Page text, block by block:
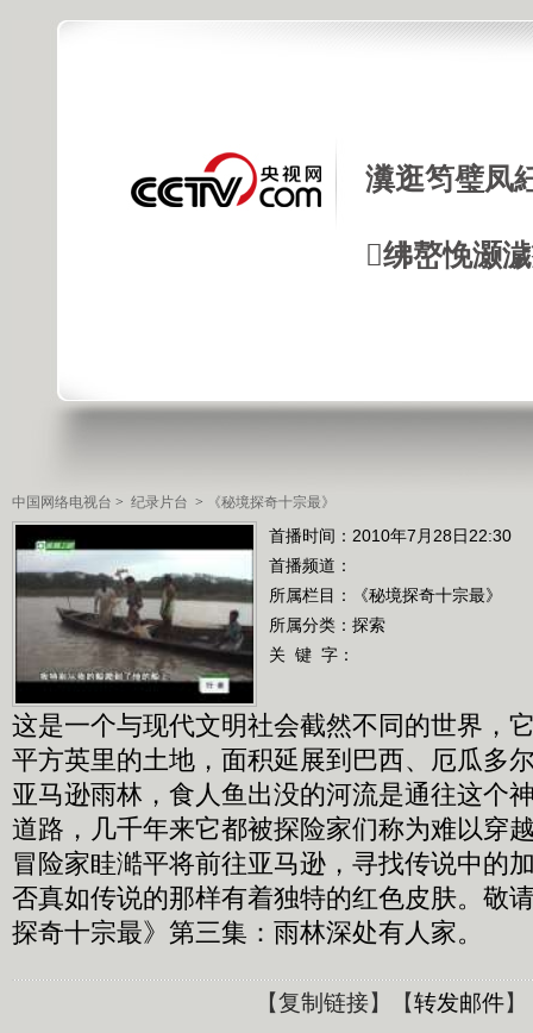
瀵逛笉璧凤
绋嶅悗灏
中国网络电视台 > 纪录片台 > 《秘境探奇十宗最》
首播时间：2010年7月28日22:30
首播频道：
所属栏目：
《秘境探奇十宗最》
所属分类：探索
关 键 字：
这是一个与现代文明社会截然不同的世界，
平方英里的土地，面积延展到巴西、厄瓜多
亚马逊雨林，食人鱼出没的河流是通往这个
道路，几千年来它都被探险家们称为难以穿
冒险家眭澔平将前往亚马逊，寻找传说中的
否真如传说的那样有着独特的红色皮肤。敬
探奇十宗最》第三集：雨林深处有人家。
【复制链接】【转发邮件】